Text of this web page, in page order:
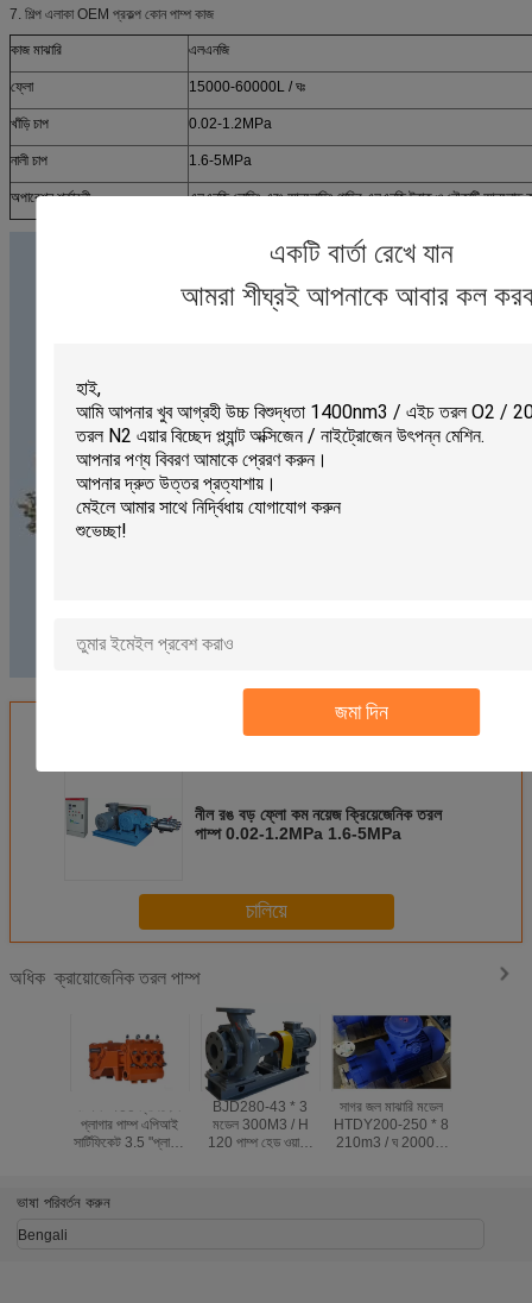
একটি বার্তা রেখে যান
আমরা শীঘ্রই আপনাকে আবার কল
জমা দিন
7. শিল্প এলাকা OEM প্রকল্প কোন পাম্প কাজ
কাজ মাঝারি এলএনজি
ফ্লো 15000-60000L / ঘঃ
খাঁড়ি চাপ 0.02-1.2MPa
নালী চাপ 1.6-5MPa
অপারেশন শর্তাবলী এলএনজি লোডিং এবং আনলোডিং গাড়ির এলএনজি ট্রাক ও নৌকাটি আনলোড
নীল রঙ বড় ফ্লো কম নয়েজ ক্রিয়েজেনিক তরল
পাম্প 0.02-1.2MPa 1.6-5MPa
চালিয়ে
অধিকক্রায়োজেনিক তরল পাম্প
টিএল -400 ট্রিপলেক্স
প্লাগার পাম্প এপিআই
সার্টিফিকেট 3.5 "প্লাগার
BJD280-43 * 3
মডেল 300M3 / H
120 পাম্প হেড ওয়াটার
সাগর জল মাঝারি মডেল
HTDY200-250 * 8
210m3 / ঘ 2000m
ভাষা পরিবর্তন করুন
Bengali